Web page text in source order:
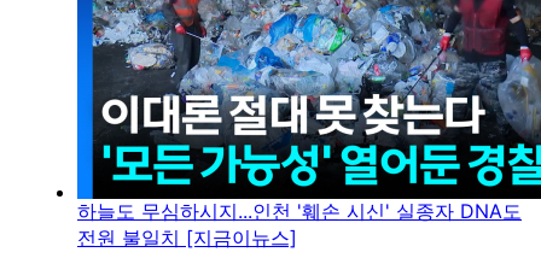
하늘도 무심하시지...인천 '훼손 시신' 실종자 DNA도
전원 불일치 [지금이뉴스]